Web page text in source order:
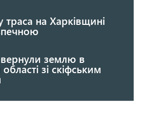
траса на Харківщині
землю в
зі скіфським